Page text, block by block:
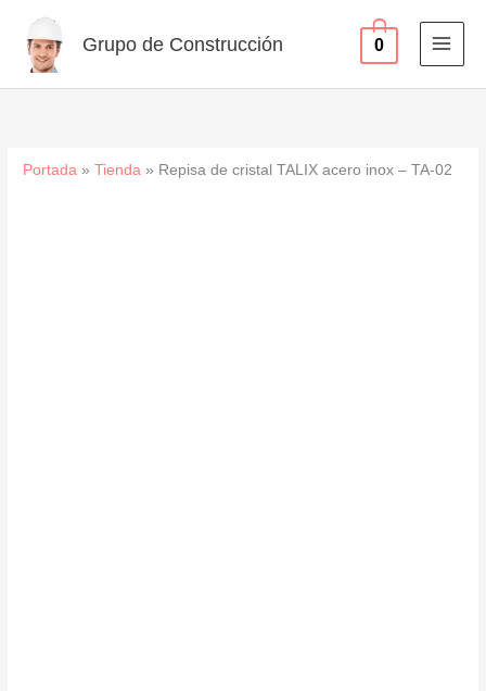
contenido
Grupo de Construcción 0
Portada »Tienda » Repisa de cristal TALIX acero inox – TA-02
-
TA-